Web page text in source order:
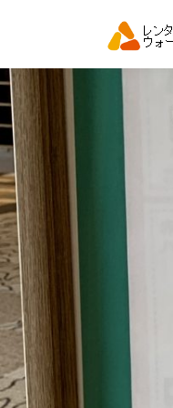
ン
ツ
へ
キ
ッ
プ